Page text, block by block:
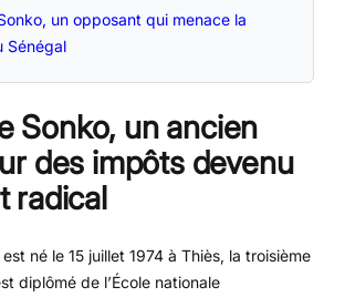
un opposant qui menace la
Sénégal
Sonko, un ancien
des impôts devenu
radical
né le 15 juillet 1974 à Thiès, la troisième
diplômé de l’École nationale